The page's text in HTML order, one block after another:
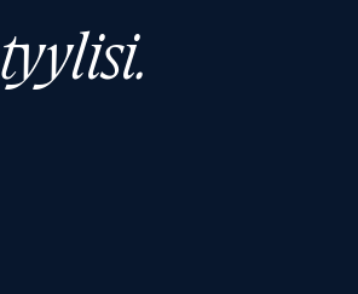
tyylisi.